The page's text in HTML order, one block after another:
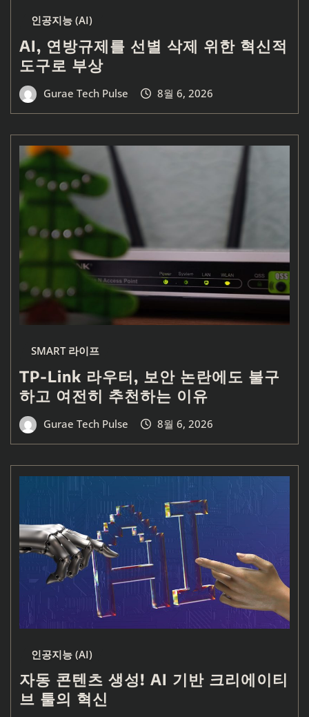
인공지능 (AI)
AI, 연방규제를 선별 삭제 위한 혁신적
도구로 부상
Gurae Tech Pulse 8월 6, 2026
SMART 라이프
TP-Link 라우터, 보안 논란에도 불구
하고 여전히 추천하는 이유
Gurae Tech Pulse 8월 6, 2026
인공지능 (AI)
자동 콘텐츠 생성! AI 기반 크리에이티
브 툴의 혁신